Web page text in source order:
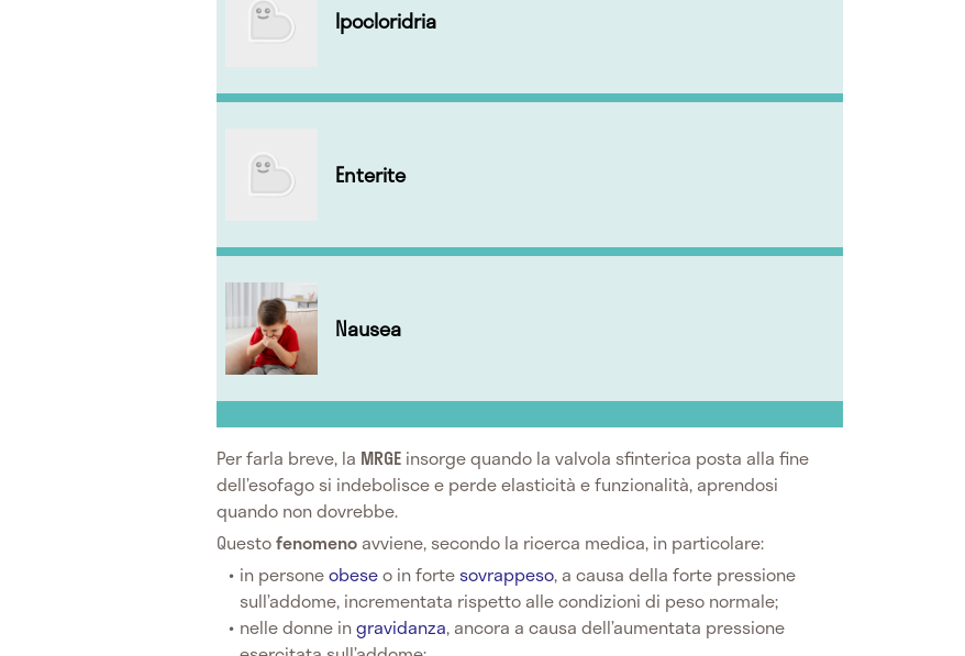
Ipocloridria
Enterite
Nausea
Per farla breve, la MRGE insorge quando la valvola sfinterica posta alla fine
dell’esofago si indebolisce e perde elasticità e funzionalità, aprendosi
quando non dovrebbe.
Questofenomeno avviene, secondo la ricerca medica, in particolare:
in personeobeseo in fortesovrappeso, a causa della forte pressione
sull’addome, incrementata rispetto alle condizioni di peso normale;
nelle donne ingravidanza, ancora a causa dell’aumentata pressione